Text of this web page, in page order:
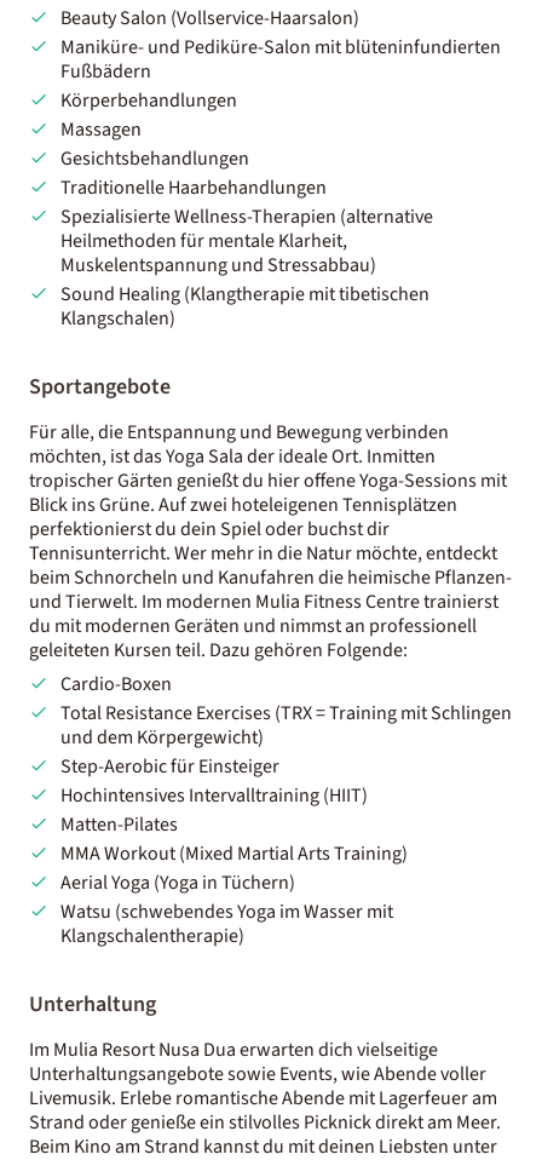
Beauty Salon (Vollservice-Haarsalon)
Maniküre- und Pediküre-Salon mit blüteninfundierten
Fußbädern
Körperbehandlungen
Massagen
Gesichtsbehandlungen
Traditionelle Haarbehandlungen
Spezialisierte Wellness-Therapien (alternative
Heilmethoden für mentale Klarheit,
Muskelentspannung und Stressabbau)
Sound Healing (Klangtherapie mit tibetischen
Klangschalen)
Sportangebote
Für alle, die Entspannung und Bewegung verbinden
möchten, ist das Yoga Sala der ideale Ort. Inmitten
tropischer Gärten genießt du hier offene Yoga-Sessions mit
Blick ins Grüne. Auf zwei hoteleigenen Tennisplätzen
perfektionierst du dein Spiel oder buchst dir
Tennisunterricht. Wer mehr in die Natur möchte, entdeckt
beim Schnorcheln und Kanufahren die heimische Pflanzen-
und Tierwelt. Im modernen Mulia Fitness Centre trainierst
du mit modernen Geräten und nimmst an professionell
geleiteten Kursen teil. Dazu gehören Folgende:
Cardio-Boxen
Total Resistance Exercises (TRX = Training mit Schlingen
und dem Körpergewicht)
Step-Aerobic für Einsteiger
Hochintensives Intervalltraining (HIIT)
Matten-Pilates
MMA Workout (Mixed Martial Arts Training)
Aerial Yoga (Yoga in Tüchern)
Watsu (schwebendes Yoga im Wasser mit
Klangschalentherapie)
Unterhaltung
Im Mulia Resort Nusa Dua erwarten dich vielseitige
Unterhaltungsangebote sowie Events, wie Abende voller
Livemusik. Erlebe romantische Abende mit Lagerfeuer am
Strand oder genieße ein stilvolles Picknick direkt am Meer.
Beim Kino am Strand kannst du mit deinen Liebsten unter